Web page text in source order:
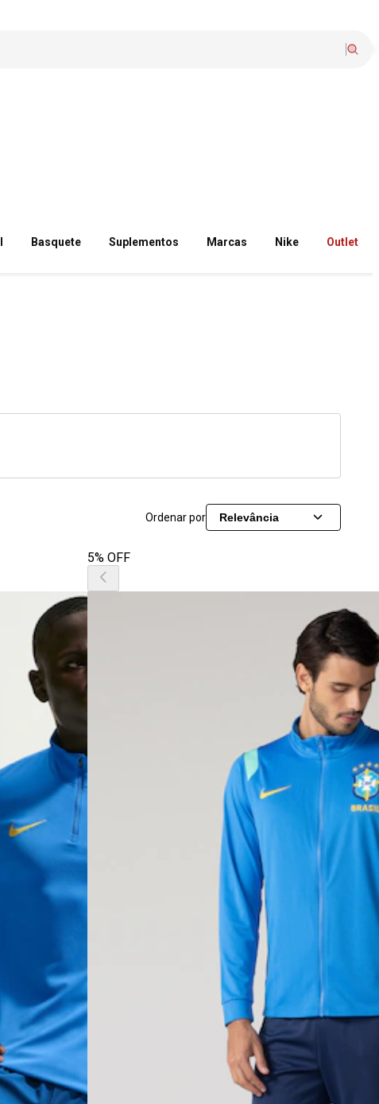
Basquete Suplementos Marcas Nike Outlet
Ordenar por Relevância
5% OFF